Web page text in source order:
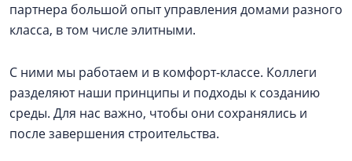
партнера большой опыт управления домами разного
класса, в том числе элитными.
С ними мы работаем и в комфорт-классе. Коллеги
разделяют наши принципы и подходы к созданию
среды. Для нас важно, чтобы они сохранялись и
после завершения строительства.